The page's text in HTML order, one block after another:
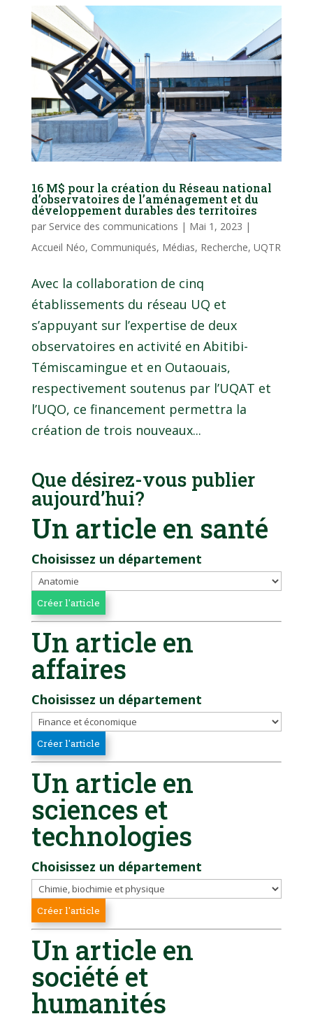
16 M$ pour la création du Réseau national
d’observatoires de l’aménagement et du
développement durables des territoires
par Service des communications | Mai 1, 2023 |
Accueil Néo, Communiqués, Médias, Recherche, UQTR
Avec la collaboration de cinq
établissements du réseau UQ et
s’appuyant sur l’expertise de deux
observatoires en activité en Abitibi-
Témiscamingue et en Outaouais,
respectivement soutenus par l’UQAT et
l’UQO, ce financement permettra la
création de trois nouveaux...
Que désirez-vous publier
aujourd’hui?
Un article en santé
Choisissez un département
Un article en
affaires
Choisissez un département
Un article en
sciences et
technologies
Choisissez un département
Un article en
société et
humanités